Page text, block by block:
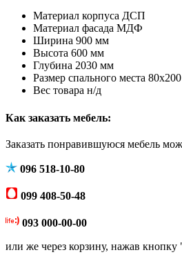
Материал корпуса ДСП
Материал фасада МДФ
Ширина 900 мм
Высота 600 мм
Глубина 2030 мм
Размер спального места 80х200
Вес товара н/д
Как заказать мебель:
Заказать понравившуюся мебель
096 518-10-80
099 408-50-48
093 000-00-00
или же через корзину, нажав кнопку